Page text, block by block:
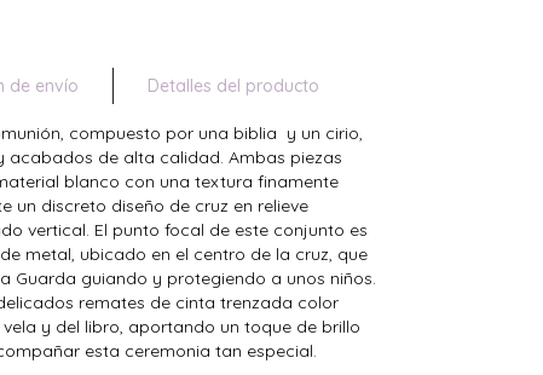
de envío Detalles del producto
compuesto por una biblia y un cirio,
acabados de alta calidad. Ambas piezas
blanco con una textura finamente
un discreto diseño de cruz en relieve
vertical. El punto focal de este conjunto es
metal, ubicado en el centro de la cruz, que
Guarda guiando y protegiendo a unos niños.
remates de cinta trenzada color
y del libro, aportando un toque de brillo
esta ceremonia tan especial.